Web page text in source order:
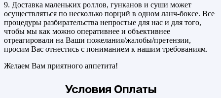
9. Доставка маленьких роллов, гунканов и суши может
осуществляться по несколько порций в одном ланч-боксе. Все
процедуры разбирательства непростые для нас и для того,
чтобы мы как можно оперативнее и объективнее
отреагировали на Ваши пожелания/жалобы/претензии,
просим Вас отнестись с пониманием к нашим требованиям.
Желаем Вам приятного аппетита!
Условия Оплаты